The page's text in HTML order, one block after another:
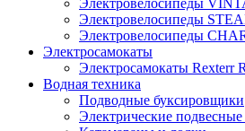
Электровелосипеды
Электровелосипеды
Электровелосипеды
Электросамокаты
Электросамокаты Rexterr
Водная техника
Подводные буксировщики
Электрические